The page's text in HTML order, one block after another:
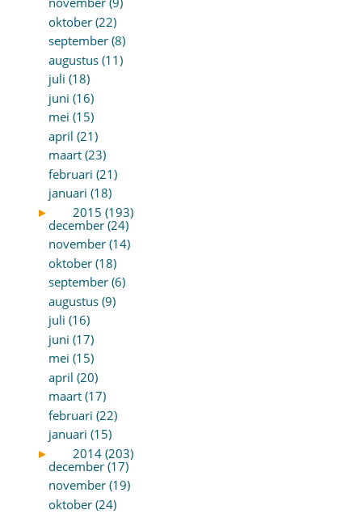
oktober (22)
september (8)
augustus (11)
juli (18)
juni (16)
mei (15)
april (21)
maart (23)
februari (21)
januari (18)
►
2015 (193)
december (24)
november (14)
oktober (18)
september (6)
augustus (9)
juli (16)
juni (17)
mei (15)
april (20)
maart (17)
februari (22)
januari (15)
►
2014 (203)
december (17)
november (19)
oktober (24)